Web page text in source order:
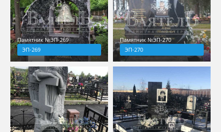
Памятник №ЭП-269
ЭП-269
Памятник №ЭП-270
ЭП-270